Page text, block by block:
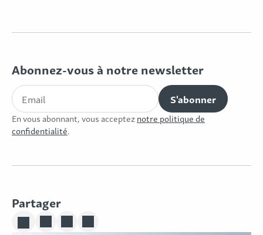
Abonnez-vous à notre newsletter
En vous abonnant, vous acceptez notre politique de
confidentialité.
Partager
Partager sur Linkedin
Partager sur Twitter
Partager sur Facebook